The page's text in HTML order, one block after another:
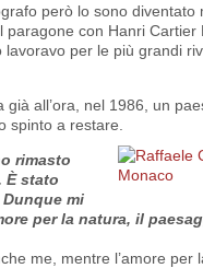
però lo sono
con Hanri
per le più grandi
già all’ora, nel 1986, un
spinto a restare.
rimasto
È stato
mi
per la natura, il
me, mentre l’amore per